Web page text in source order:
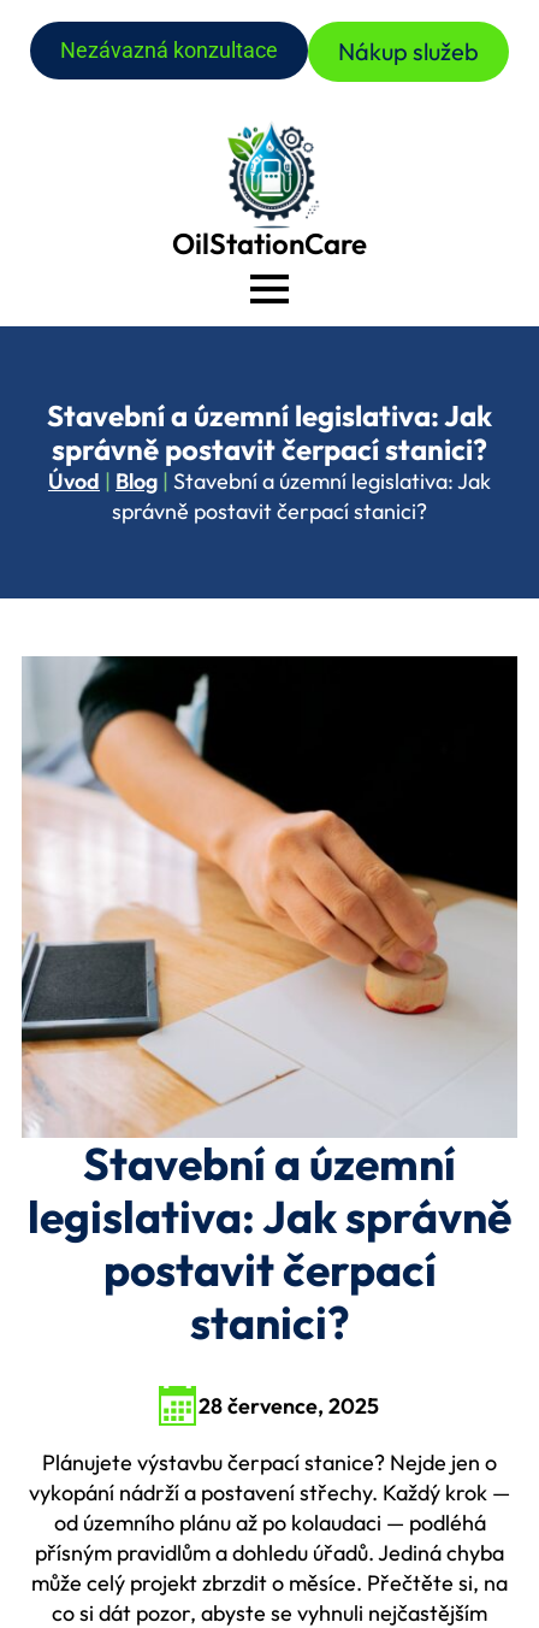
Nezávazná konzultace Nákup služeb
OilStationCare
Stavební a územní legislativa: Jak
správně postavit čerpací stanici?
Úvod | Blog | Stavební a územní legislativa: Jak
správně postavit čerpací stanici?
Stavební a územní
legislativa: Jak správně
postavit čerpací
stanici?
28 července, 2025
Plánujete výstavbu čerpací stanice? Nejde jen o
vykopání nádrží a postavení střechy. Každý krok —
od územního plánu až po kolaudaci — podléhá
přísným pravidlům a dohledu úřadů. Jediná chyba
může celý projekt zbrzdit o měsíce. Přečtěte si, na
co si dát pozor, abyste se vyhnuli nejčastějším